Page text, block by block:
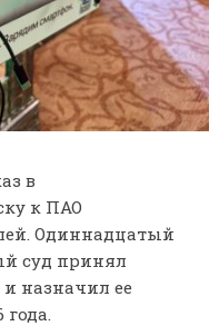
в
к ПАО
Одиннадцатый
суд принял
назначил ее